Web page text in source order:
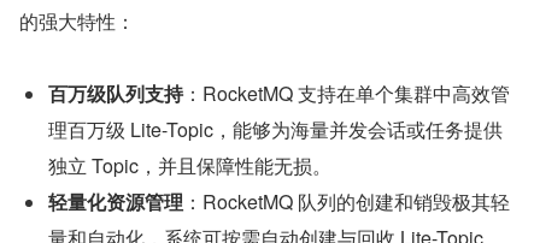
的强大特性：
百万级队列支持：RocketMQ 支持在单个集群中高效管
理百万级 Lite-Topic，能够为海量并发会话或任务提供
独立 Topic，并且保障性能无损。
轻量化资源管理 ：RocketMQ 队列的创建和销毁极其轻
量和自动化，系统可按需自动创建与回收 Lite-Topic